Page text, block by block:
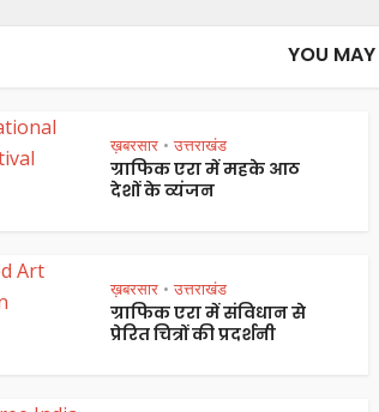
YOU
ख़बरसार • उत्तराखंड
ग्राफिक एरा में महके आठ
देशों के व्यंजन
ख़बरसार • उत्तराखंड
ग्राफिक एरा में संविधान से
प्रेरित चित्रों की प्रदर्शनी